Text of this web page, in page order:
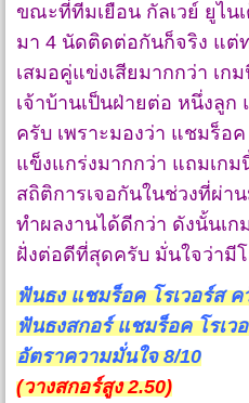
ขณะที่ทีมเยือน กัลเวย์ ยูไน
มา 4 นัดติดต่อกันก็จริง แต่
เสมอคู่แข่งเสียมากกว่า เก
เจ้าบ้านเป็นฝ่ายต่อ หนึ่งลู
ครับ เพราะมองว่า แชมร็อ
แข็งแกร่งมากกว่า แถมเก
สถิติการเจอกันในช่วงที่ผ่า
ทำผลงานได้ดีกว่า ดังนั้นเ
ฝั่งต่อดีที่สุดครับ มั่นใจว่ามี
ฟันธง แชมร็อค โรเวอร์ส ค
ฟันธงสกอร์ แชมร็อค โรเว
อัตราความมั่นใจ 8/10
(วางสกอร์สูง 2.50)